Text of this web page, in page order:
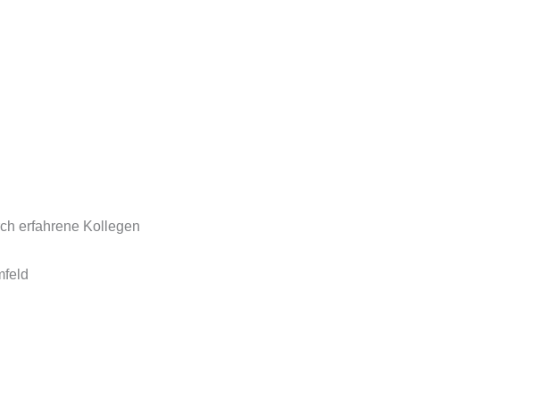
erfahrene Kollegen